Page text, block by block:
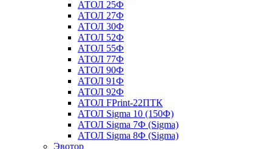
АТОЛ 25Ф
АТОЛ 27Ф
АТОЛ 30Ф
АТОЛ 52Ф
АТОЛ 55Ф
АТОЛ 77Ф
АТОЛ 90Ф
АТОЛ 91Ф
АТОЛ 92Ф
АТОЛ FPrint-22ПТК
АТОЛ Sigma 10 (150Ф)
АТОЛ Sigma 7Ф (Sigma)
АТОЛ Sigma 8Ф (Sigma)
Эвотор